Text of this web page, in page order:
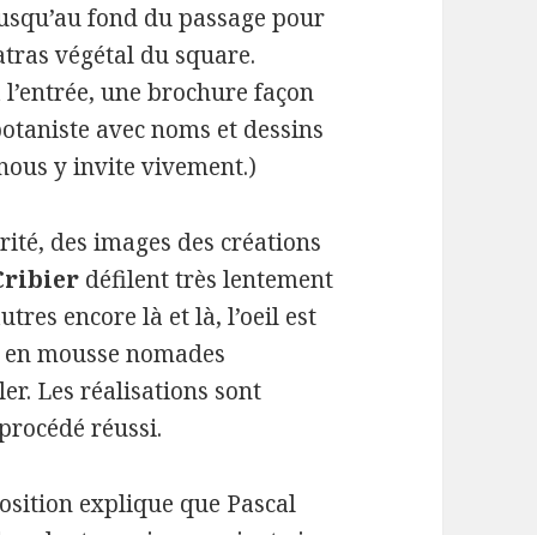
fond du passage pour
végétal du square.
l’entrée, une brochure façon
avec noms et dessins
y invite vivement.)
des images des créations
défilent très lentement
encore là et là, l’oeil est
mousse nomades
Les réalisations sont
réussi.
explique que Pascal